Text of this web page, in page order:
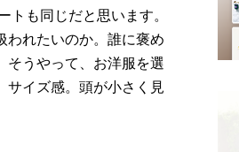
トも同じだと思います。
われたいのか。誰に褒め
そうやって、お洋服を選
サイズ感。頭が小さく見